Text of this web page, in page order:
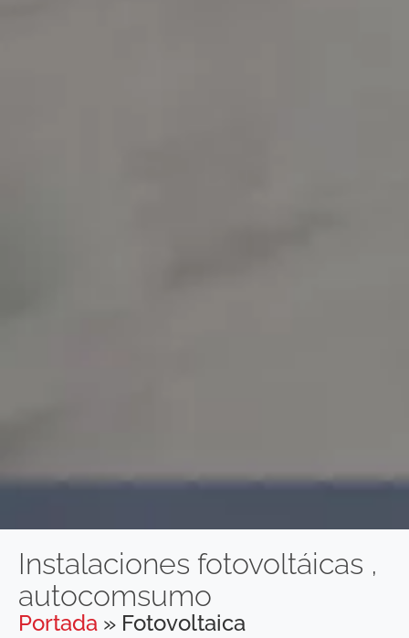
Instalaciones fotovoltáicas ,
autocomsumo
Portada » Fotovoltaica